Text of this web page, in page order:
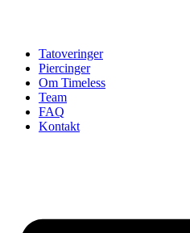
Tatoveringer
Piercinger
Om Timeless
Team
FAQ
Kontakt